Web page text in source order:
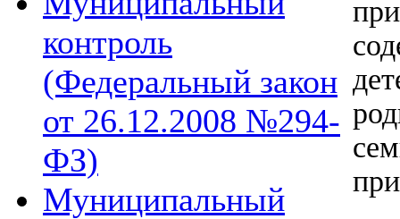
контроль
(Федеральный закон
от 26.12.2008 №294-
ФЗ)
Муниципальный